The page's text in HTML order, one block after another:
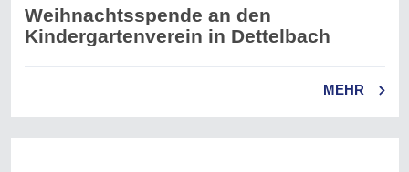
Weihnachtsspende an den
Kindergartenverein in Dettelbach
MEHR